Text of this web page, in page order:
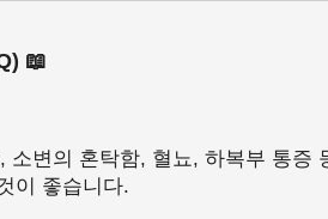
📖
변의 혼탁함, 혈뇨, 하복부 통증
이 좋습니다.